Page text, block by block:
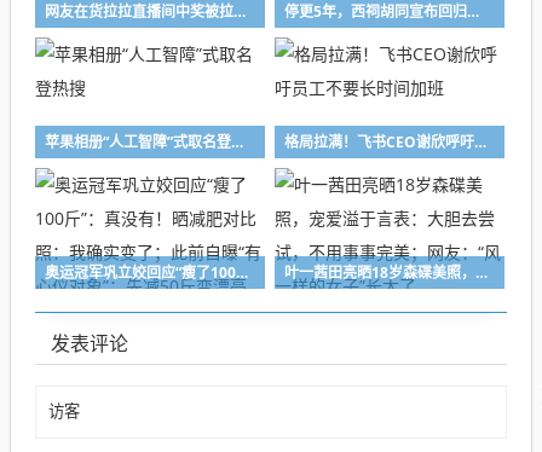
网友在货拉拉直播间中奖被拉黑 货拉拉回应误触引质疑 停更5年，西祠胡同宣布回归！网友沸腾：一代人的青春要回来了
苹果相册“人工智障”式取名登热搜 格局拉满！飞书CEO谢欣呼吁员工不要长时间加班
奥运冠军巩立姣回应“瘦了100斤”：真没有！晒减肥对比照：我确实变了；此前自曝“有心仪对象”：先减50斤变漂亮 叶一茜田亮晒18岁森碟美照，宠爱溢于言表：大胆去尝试，不用事事完美；网友：“风一样的女子”长大了
发表评论